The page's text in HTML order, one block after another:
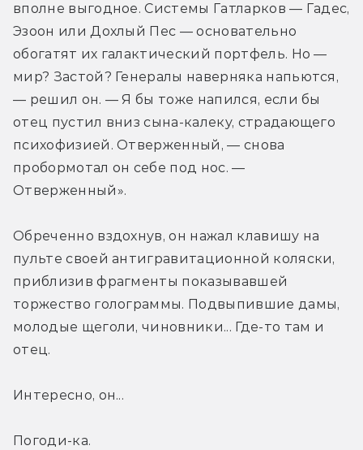
вполне выгодное. Системы Гатларков — Гадес,
Эзоон или Дохлый Пес — основательно
обогатят их галактический портфель. Но —
мир? Застой? Генералы наверняка напьются,
— решил он. — Я бы тоже напился, если бы
отец пустил вниз сына-калеку, страдающего
психофизией. Отверженный, — снова
пробормотал он себе под нос. —
Отверженный».
Обреченно вздохнув, он нажал клавишу на
пульте своей антигравитационной коляски,
приблизив фрагменты показывавшей
торжество голограммы. Подвыпившие дамы,
молодые щеголи, чиновники... Где-то там и
отец.
Интересно, он...
Погоди-ка.